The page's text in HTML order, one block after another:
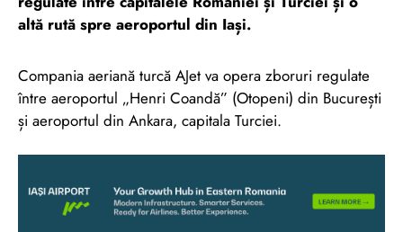
altă rută spre aeroportul din Iași.
Compania aeriană turcă AJet va opera zboruri regulate
între aeroportul „Henri Coandă” (Otopeni) din București
și aeroportul din Ankara, capitala Turciei.